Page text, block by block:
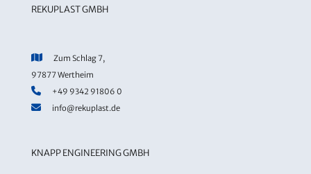
REKUPLAST GMBH
Zum Schlag 7,
97877 Wertheim
+49 9342 91806 0
info@rekuplast.de
KNAPP ENGINEERING GMBH